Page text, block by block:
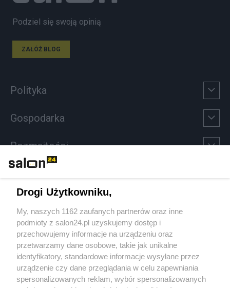
Podziel się swoją opinią
ZAŁÓŻ BLOG
Polityka
Gospodarka
Rozmaitości
Sport
Społeczeństwo
Kultura
Drogi Użytkowniku,
My, naszych 1162 zaufanych partnerów oraz inne
podmioty z salon24.pl uzyskujemy dostęp i
przechowujemy informacje na urządzeniu oraz
przetwarzamy dane osobowe, takie jak unikalne
identyfikatory, standardowe informacje wysyłane przez
urządzenie czy dane przeglądania w celu zapewniania
spersonalizowanych reklam, wybór spersonalizowanych